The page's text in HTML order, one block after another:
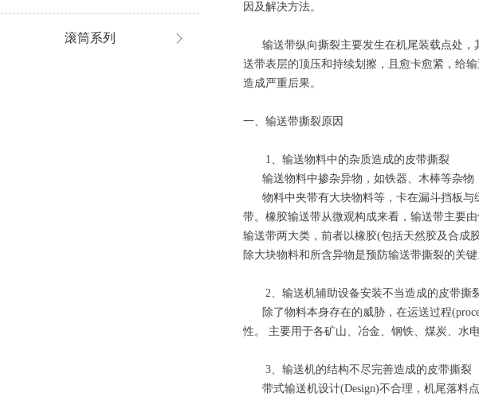
因及解决方法。
输送带纵向撕裂主要发生在机尾装载点处，
送带表层的顶压和持续划擦，且愈卡愈紧，给
造成严重后果。
一、输送带撕裂原因
1、输送物料中的杂质造成的皮带撕裂
输送物料中掺杂异物，如铁器、木棒等杂物
物料中夹带有大块物料等，卡在漏斗挡板与
带。橡胶输送带从微观构成来看，输送带主要
输送带两大类，前者以橡胶(包括天然胶及合成
除大块物料和所含异物是预防输送带撕裂的关键
2、输送机辅助设备安装不当造成的皮带撕
除了物料本身存在的威胁，在运送过程
性。 主要用于各矿山、冶金、钢铁、煤炭、水
3、输送机的结构不尽完善造成的皮带撕裂
带式输送机设计(Design)不合理，机尾落料
滚筒系列 ꁕ